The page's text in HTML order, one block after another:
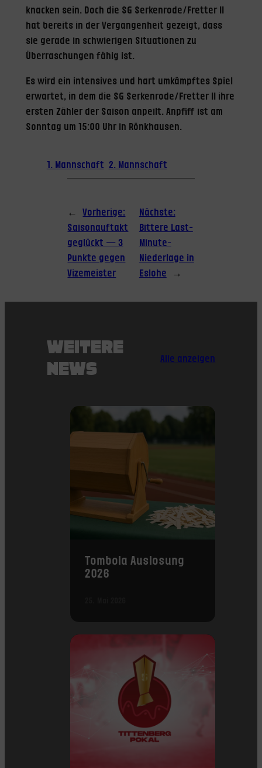
knacken sein. Doch die SG Serkenrode/Fretter II
hat bereits in der Vergangenheit gezeigt, dass
sie gerade in schwierigen Situationen zu
Überraschungen fähig ist.
Es wird ein intensives und hart umkämpftes Spiel
erwartet, in dem die SG Serkenrode/Fretter II ihre
ersten Zähler der Saison anpeilt. Anpfiff ist am
Sonntag um 15:00 Uhr in Rönkhausen.
1. Mannschaft 2. Mannschaft
← Vorherige:
Saisonauftakt
geglückt — 3
Punkte gegen
Vizemeister
Nächste:
Bittere Last-
Minute-
Niederlage in
Eslohe
→
WEITERE
NEWS
Alle anzeigen
Tombola Auslosung
2026